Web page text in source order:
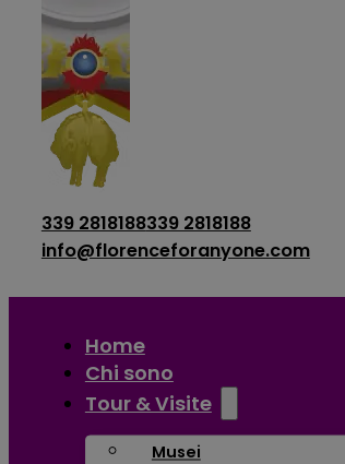
339 2818188339 2818188
info@florenceforanyone.com
Home
Chi sono
Tour & Visite
Musei